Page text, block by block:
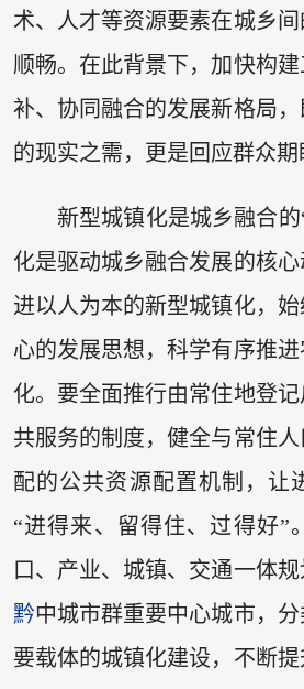
术、人才等资源要素在城乡
顺畅。在此背景下，加快构
补、协同融合的发展新格局
的现实之需，更是回应群众期
新型城镇化是城乡融合
化是驱动城乡融合发展的核
进以人为本的新型城镇化，
心的发展思想，科学有序推
化。要全面推行由常住地登
共服务的制度，健全与常住
配的公共资源配置机制，让
“进得来、留得住、过得好”
口、产业、城镇、交通一体
黔中城市群重要中心城市，
要载体的城镇化建设，不断